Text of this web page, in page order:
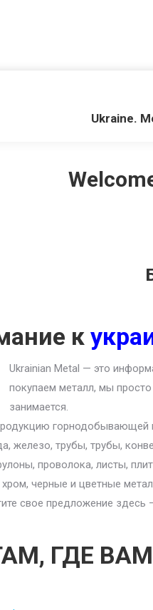
Ukraine.
к
Ukrainian Metal — это
покупаем металл, мы
занимается.
горнодобывающей
железо, трубы, трубы,
проволока, листы,
черные и цветные
свое предложение здесь
ГДЕ